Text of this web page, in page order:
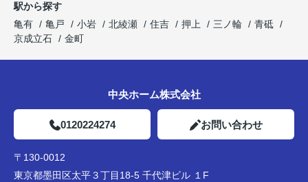
駅から探す
亀有
亀戸 小岩 北綾瀬 住吉 押上 三ノ輪
青砥
京成立石
金町
中央ホーム株式会社
0120224274 お問い合わせ
〒130-0012
東京都墨田区太平３丁目18-5 千代津ビル １F